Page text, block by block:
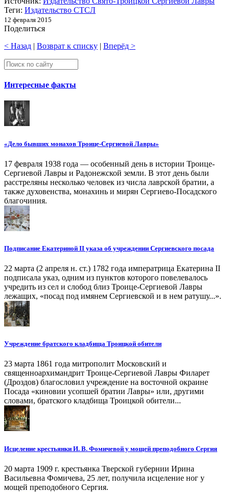
Теги: Издательство СТСЛ
12 февраля 2015
Поделиться
< Назад | Возврат к списку | Вперёд >
Интересные факты
«Дело бывших монахов Троице-Сергиевой Лавры»
17 февраля 1938 года — особенный день в истории Троице-
Сергиевой Лавры и Радонежской земли. В этот день были
расстреляны несколько человек из числа лаврской братии, а
также духовенства, монахинь и мирян Сергиево-Посадского
благочиния.
Подписание Екатериной II указа об учреждении Сергиевского посада
22 марта (2 апреля н. ст.) 1782 года императрица Екатерина II
подписала указ, одним из пунктов которого повелевалось
учредить из сел и слобод близ Троице-Сергиевой Лавры
лежащих, «посад под имянем Сергиевской и в нем ратушу...».
Учреждение братского кладбища Троицкой обители
23 марта 1861 года митрополит Московский и
священноархимандрит Троице-Сергиевой Лавры Филарет
(Дроздов) благословил учреждение на восточной окраине
Посада «киновии усопшей братии Лавры» или, другими
словами, братского кладбища Троицкой обители...
Исцеление крестьянки И. В. Фомичевой у мощей преподобного Сергия
20 марта 1909 г. крестьянка Тверской губернии Ирина
Васильевна Фомичева, 25 лет, получила исцеление ног у
мощей преподобного Сергия.